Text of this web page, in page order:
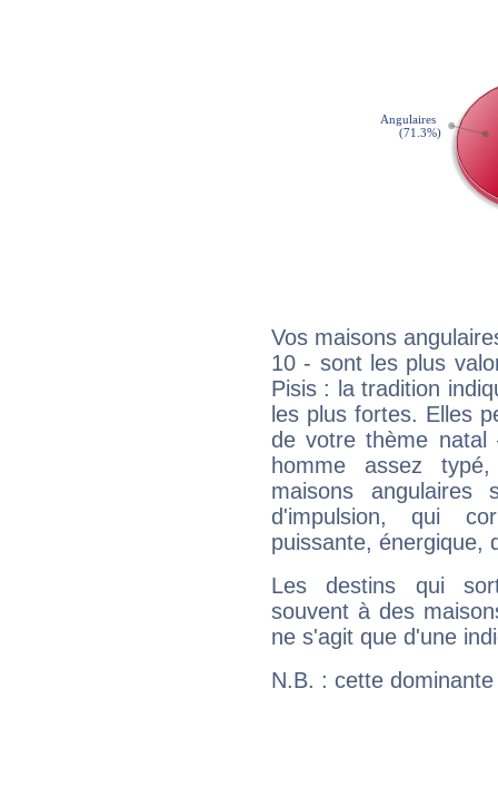
Vos maisons
10 - sont les plus
Pisis : la tradition
les plus fortes. Elles
de votre thème natal
homme assez
maisons
d'impulsion, qui
puissante, énergique,
Les destins qui
souvent à des
ne s'agit que d'une
N.B. : cette